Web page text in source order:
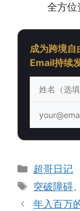
全方位
成为跨境自
Email持续
分
类
超哥日记
标
签
突破障碍
年入百万